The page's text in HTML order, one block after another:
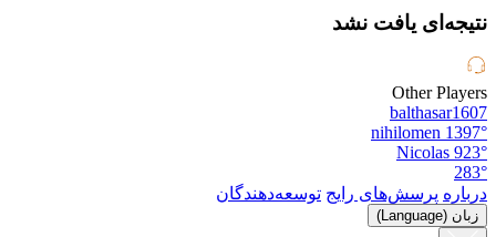
نتیجه‌ای یافت نشد
Other Players
balthasar1607
1397°
nihilomen
923°
Nicolas
283°
درباره پرسش‌های رایج توسعه‌دهندگان
زبان (Language)